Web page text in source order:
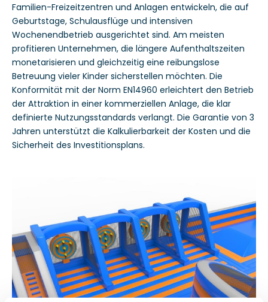
Familien-Freizeitzentren und Anlagen entwickeln, die auf
Geburtstage, Schulausflüge und intensiven
Wochenendbetrieb ausgerichtet sind. Am meisten
profitieren Unternehmen, die längere Aufenthaltszeiten
monetarisieren und gleichzeitig eine reibungslose
Betreuung vieler Kinder sicherstellen möchten. Die
Konformität mit der Norm EN14960 erleichtert den Betrieb
der Attraktion in einer kommerziellen Anlage, die klar
definierte Nutzungsstandards verlangt. Die Garantie von 3
Jahren unterstützt die Kalkulierbarkeit der Kosten und die
Sicherheit des Investitionsplans.